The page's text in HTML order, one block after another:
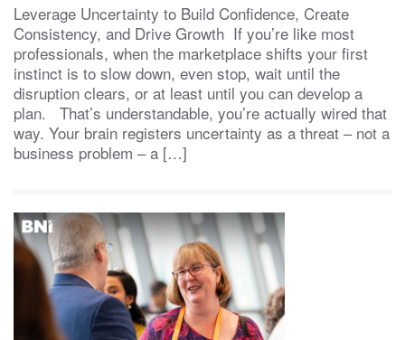
Leverage Uncertainty to Build Confidence, Create
Consistency, and Drive Growth If you’re like most
professionals, when the marketplace shifts your first
instinct is to slow down, even stop, wait until the
disruption clears, or at least until you can develop a
plan. That’s understandable, you’re actually wired that
way. Your brain registers uncertainty as a threat – not a
business problem – a […]